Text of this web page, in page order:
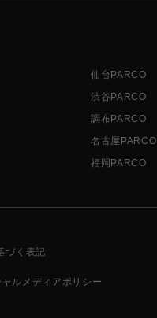
仙台PARCO
渋谷PARCO
調布PARCO
名古屋PARCO
福岡PARCO
づく表記
ャルメディアポリシー